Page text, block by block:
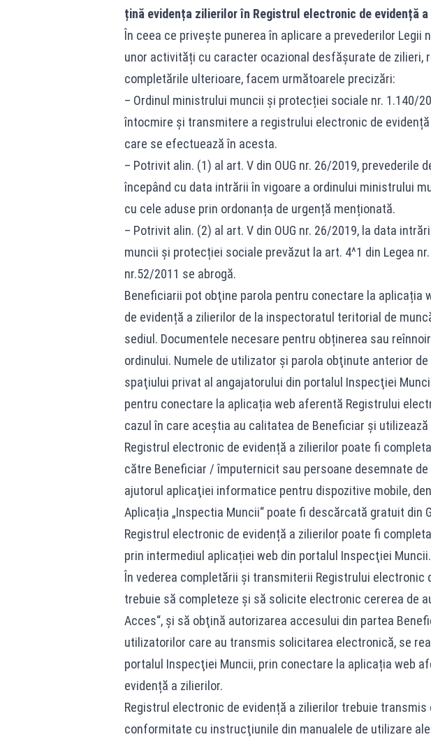
țină evidența zilierilor în Registrul electronic de evidență
În ceea ce privește punerea în aplicare a prevederilor Legii
unor activități cu caracter ocazional desfășurate de zilieri,
completările ulterioare, facem următoarele precizări:
– Ordinul ministrului muncii și protecției sociale nr. 1.140/
întocmire și transmitere a registrului electronic de
care se efectuează în acesta.
– Potrivit alin. (1) al art. V din OUG nr. 26/2019, prevederile
începând cu data intrării în vigoare a ordinului ministrului
cu cele aduse prin ordonanța de urgență menționată.
– Potrivit alin. (2) al art. V din OUG nr. 26/2019, la data
muncii și protecției sociale prevăzut la art. 4^1 din Legea
nr.52/2011 se abrogă.
Beneficiarii pot obţine parola pentru conectare la aplicația
de evidență a zilierilor de la inspectoratul teritorial de
sediul. Documentele necesare pentru obținerea sau
ordinului. Numele de utilizator şi parola obţinute anterior
spaţiului privat al angajatorului din portalul Inspecţiei
pentru conectare la aplicația web aferentă Registrului
cazul în care aceştia au calitatea de Beneficiar şi
Registrul electronic de evidență a zilierilor poate fi
către Beneficiar / împuternicit sau persoane desemnate
ajutorul aplicaţiei informatice pentru dispozitive mobile,
Aplicația „Inspectia Muncii“ poate fi descărcată gratuit din
Registrul electronic de evidență a zilierilor poate fi
prin intermediul aplicației web din portalul Inspecţiei Muncii.
În vederea completării şi transmiterii Registrului electronic
trebuie să completeze și să solicite electronic cererea de
Acces“, şi să obţină autorizarea accesului din partea
utilizatorilor care au transmis solicitarea electronică, se
portalul Inspecţiei Muncii, prin conectare la aplicația web
evidență a zilierilor.
Registrul electronic de evidență a zilierilor trebuie
conformitate cu instrucţiunile din manualele de utilizare